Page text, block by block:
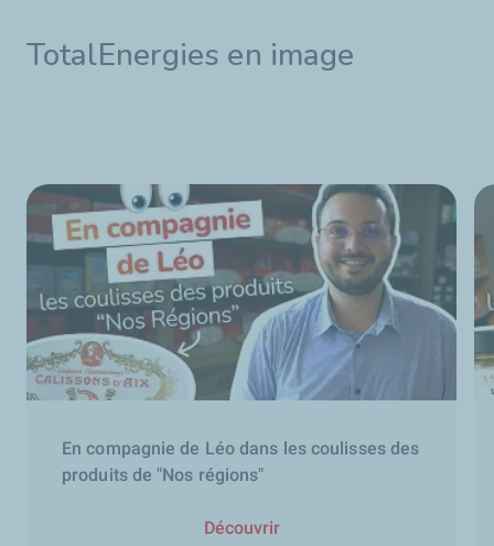
TotalEnergies en image
En compagnie de Léo dans les coulisses des
produits de "Nos régions"
Découvrir